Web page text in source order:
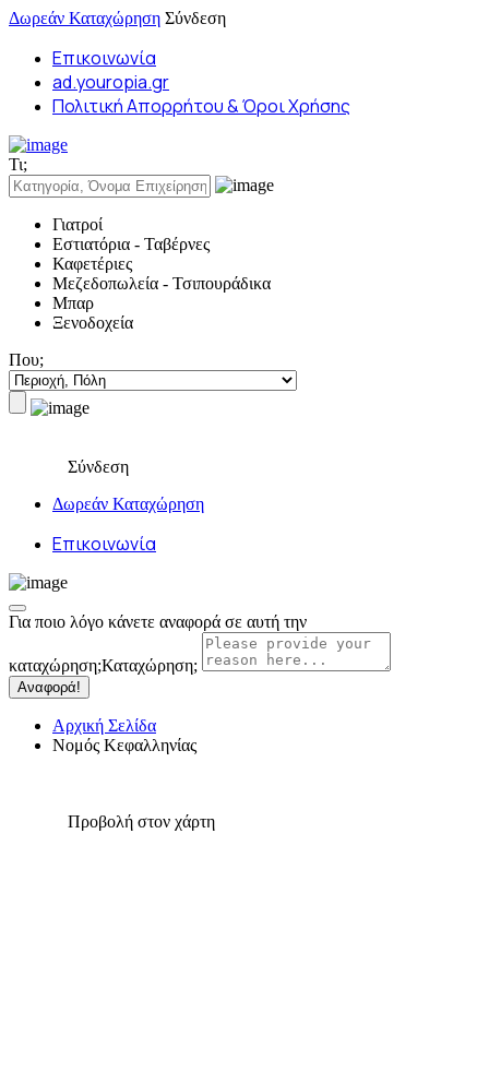
Δωρεάν Καταχώρηση Σύνδεση
Επικοινωνία
ad.youropia.gr
Πολιτική Απορρήτου & Όροι Χρήσης
Τι;
Γιατροί
Εστιατόρια - Ταβέρνες
Καφετέριες
Μεζεδοπωλεία - Τσιπουράδικα
Μπαρ
Ξενοδοχεία
Που;
Σύνδεση
Δωρεάν Καταχώρηση
Επικοινωνία
Για ποιο λόγο κάνετε αναφορά σε αυτή την
καταχώρηση;Καταχώρηση;
Αναφορά!
Αρχική Σελίδα
Νομός Κεφαλληνίας
Προβολή στον χάρτη